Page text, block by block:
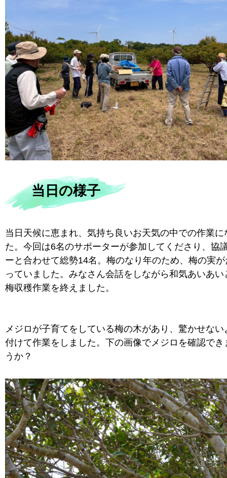
当日の様子
当日天候に恵まれ、気持ち良いお天気の中での作業に
た。今回は6名のサポーターが参加してくださり、協
ーと合わせて総勢14名。梅のなり年のため、梅の実
っていました。みなさん会話をしながら和気あいあい
梅収穫作業を終えました。
メジロが子育てをしている梅の木があり、驚かせない
付けて作業をしました。下の画像でメジロを確認でき
うか？